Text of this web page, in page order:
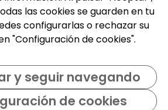
€ bruto/anual
las cookies se guarden en tu
configurarlas o rechazar su
"Configuración de cookies".
y seguir navegando
de cookies